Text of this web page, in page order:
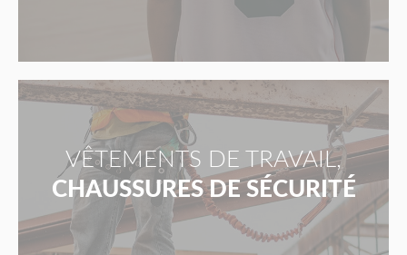
VÊTEMENTS DE TRAVAIL,
CHAUSSURES DE SÉCURITÉ